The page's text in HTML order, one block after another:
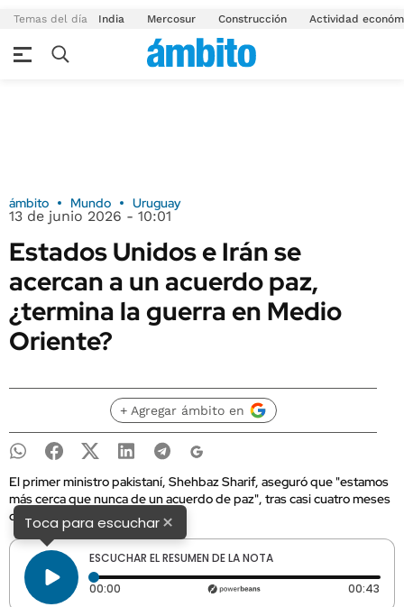
Temas del día India Mercosur Construcción Actividad
ámbito Mundo Uruguay
13 de junio 2026 - 10:01
Estados Unidos e Irán se
acercan a un acuerdo paz,
¿termina la guerra en Medio
Oriente?
+ Agregar ámbito en
El primer ministro pakistaní, Shehbaz Sharif, aseguró que "estamos
más cerca que nunca de un acuerdo de paz", tras casi cuatro meses
de conflicto.
Toca para escuchar×
ESCUCHAR EL RESUMEN DE LA NOTA
00:00 Tiempo transcurrido: 0 segundos 00:43